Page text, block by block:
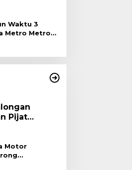
Waktu 3
Metro Metro
Ton Narkoba
Pijat
Gratis bagi
Motor